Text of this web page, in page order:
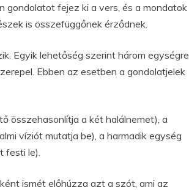
gondolatot fejez ki a vers, és a mondatok
is összefüggőnek érződnek.
Egyik lehetőség szerint három egységre
Ebben az esetben a gondolatjelek
összehasonlítja a két halálnemet), a
víziót mutatja be), a harmadik egység
festi le).
ismét előhúzza azt a szót, ami az